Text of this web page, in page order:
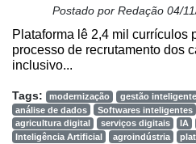
Postado por Redação 04/
Plataforma lê 2,4 mil currículos
processo de recrutamento dos
inclusivo...
Tags: modernização
gestão inteligente
análise de dados
Softwares inteligentes
agricultura digital
serviços digitais IA
Inteligência Artificial
agroindústria